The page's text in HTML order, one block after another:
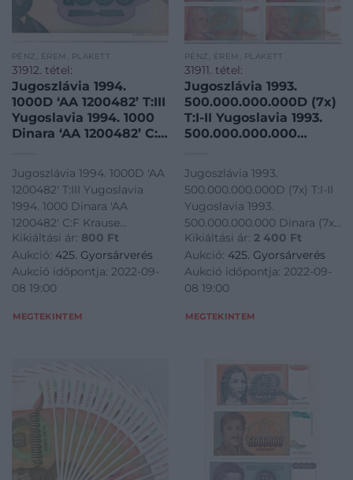
PÉNZ, ÉREM, PLAKETT
31912. tétel:
Jugoszlávia 1994.
1000D ‘AA 1200482’ T:III
Yugoslavia 1994. 1000
Dinara ‘AA 1200482’ C:F
Jugoszlávia 1994. 1000D 'AA
1200482' T:III Yugoslavia
1994. 1000 Dinara 'AA
1200482' C:F Krause
P#140<a
href="https://www.darabanth.com/hu/gyorsarveres/425/
bankjegyek~1500014/Jugoszlavia-
1994-1000D-AA-1200482-TIII-
Kikiáltási ár: 800 Ft
Aukció: 425. Gyorsárverés
Aukció időpontja: 2022-09-
08 19:00
MEGTEKINTEM
PÉNZ, ÉREM, PLAKETT
31911. tétel:
Jugoszlávia 1993.
500.000.000.000D (7x)
T:I-II Yugoslavia 1993.
500.000.000.000
Jugoszlávia 1993.
500.000.000.000D (7x) T:I-II
Yugoslavia 1993.
500.000.000.000 Dinara (7x)
C:UNC-XF Krause P#137<a
href="https://
bankjegyek~1500014/
1993-500000000000D
Kikiáltási ár: 2 400 Ft
Aukció: 425. Gyorsárverés
Aukció időpontja: 2022-09-
08 19:00
MEGTEKINTEM